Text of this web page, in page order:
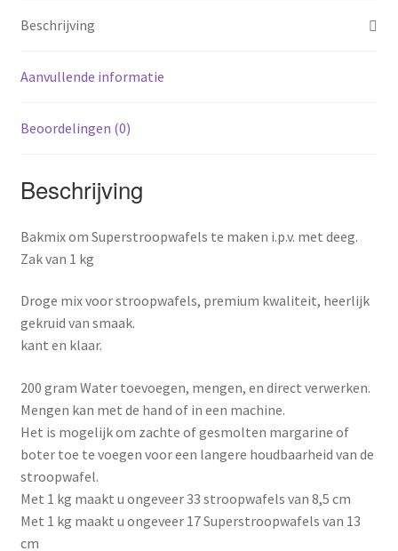
Beschrijving
Aanvullende informatie
Beoordelingen (0)
Beschrijving
Bakmix om Superstroopwafels te maken i.p.v. met deeg.
Zak van 1 kg
Droge mix voor stroopwafels, premium kwaliteit, heerlijk
gekruid van smaak.
kant en klaar.
200 gram Water toevoegen, mengen, en direct verwerken.
Mengen kan met de hand of in een machine.
Het is mogelijk om zachte of gesmolten margarine of
boter toe te voegen voor een langere houdbaarheid van de
stroopwafel.
Met 1 kg maakt u ongeveer 33 stroopwafels van 8,5 cm
Met 1 kg maakt u ongeveer 17 Superstroopwafels van 13
cm